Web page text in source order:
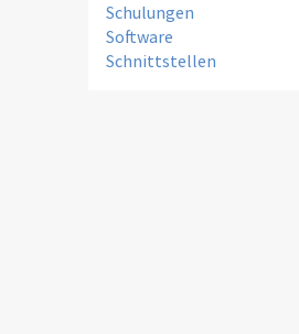
Schulungen
Software
Schnittstellen